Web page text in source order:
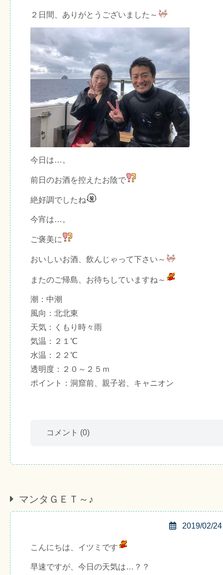
２日間、ありがとうございました～
今日は…。
前日のお酒を控えたお陰で
絶好調でしたね
今宵は…。
ご褒美に
おいしいお酒、飲んじゃって下さい～
またのご帰島、お待ちしていますね～
潮：中潮
風向：北北東
天気：くもり時々雨
気温：２１℃
水温：２２℃
透明度：２０～２５ｍ
ポイント：洞窟前、親子岩、キャニオン
コメント (0)
マンタＧＥＴ～♪
2019/02/24
こんにちは、イツミです
早速ですが、今日の天気は…？？